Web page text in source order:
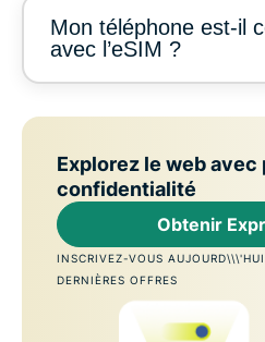
Mon téléphone est-il
avec l’eSIM ?
Explorez le web avec
confidentialité
Obtenir
INSCRIVEZ-VOUS
DERNIÈRES OFFRES